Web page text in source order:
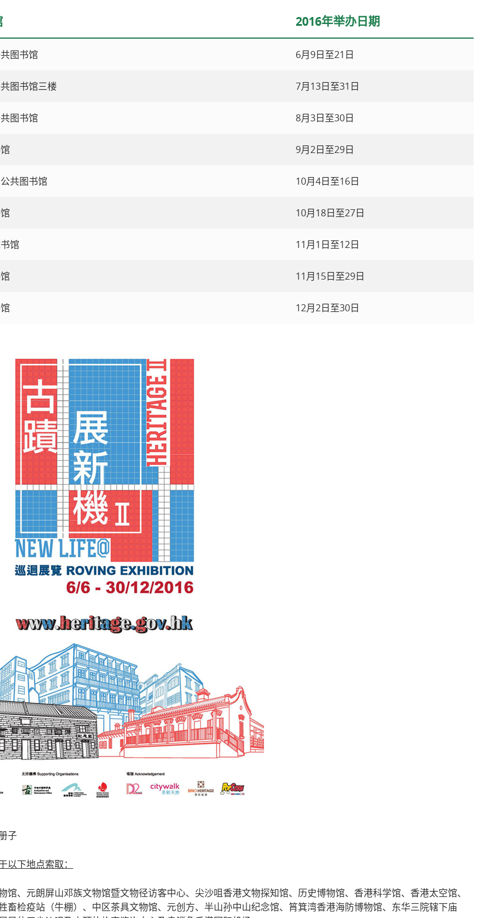
2016年举办日期
图书馆 6月9日至21日
图书馆三楼 7月13日至31日
图书馆 8月3日至30日
9月2日至29日
共图书馆 10月4日至16日
10月18日至27日
馆 11月1日至12日
11月15日至29日
12月2日至30日
子
以下地点索取：
馆、元朗屏山邓族文物馆暨文物径访客中心、尖沙咀香港文物探知馆、历史博物馆、香港科学馆、香港太空馆、
畜检疫站（牛棚）、中区茶具文物馆、元创方、半山孙中山纪念馆、筲箕湾香港海防博物馆、东华三院辖下庙